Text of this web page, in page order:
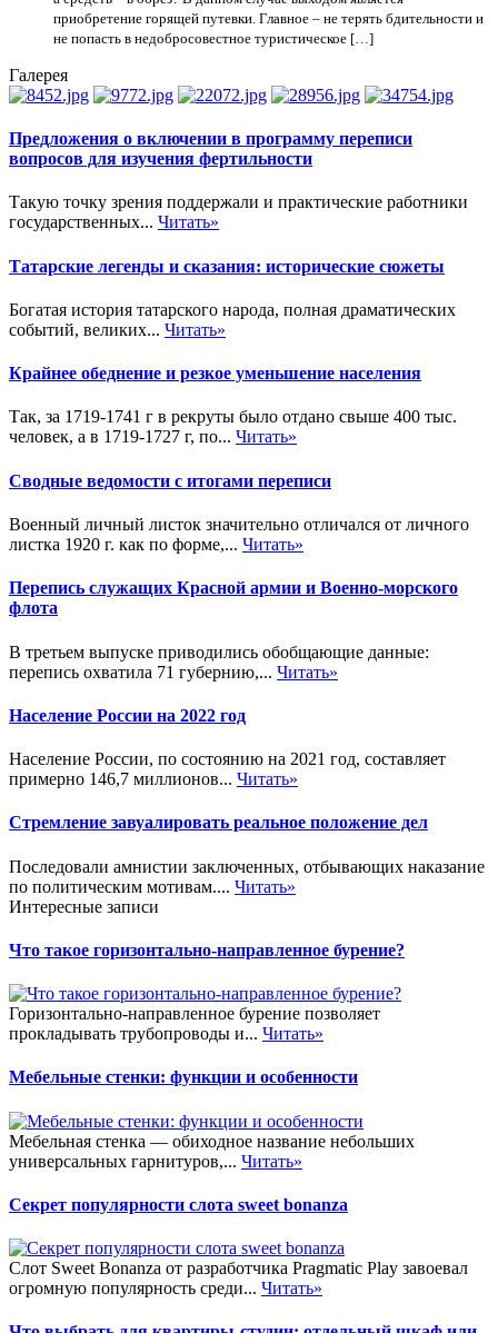
приобретение горящей путевки. Главное – не терять бдительности и
не попасть в недобросовестное туристическое […]
Галерея
Предложения о включении в программу переписи
вопросов для изучения фертильности
Такую точку зрения поддержали и практические работники
государственных... Читать»
Татарские легенды и сказания: исторические сюжеты
Богатая история татарского народа, полная драматических
событий, великих... Читать»
Крайнее обеднение и резкое уменьшение населения
Так, за 1719-1741 г в рекруты было отдано свыше 400 тыс.
человек, а в 1719-1727 г, по... Читать»
Сводные ведомости с итогами переписи
Военный личный листок значительно отличался от личного
листка 1920 г. как по форме,... Читать»
Перепись служащих Красной армии и Военно-морского
флота
В третьем выпуске приводились обобщающие данные:
перепись охватила 71 губернию,... Читать»
Население России на 2022 год
Население России, по состоянию на 2021 год, составляет
примерно 146,7 миллионов... Читать»
Стремление завуалировать реальное положение дел
Последовали амнистии заключенных, отбывающих наказание
по политическим мотивам.... Читать»
Интересные записи
Что такое горизонтально-направленное бурение?
Горизонтально-направленное бурение позволяет
прокладывать трубопроводы и... Читать»
Мебельные стенки: функции и особенности
Мебельная стенка — обиходное название небольших
универсальных гарнитуров,... Читать»
Секрет популярности слота sweet bonanza
Слот Sweet Bonanza от разработчика Pragmatic Play завоевал
огромную популярность среди... Читать»